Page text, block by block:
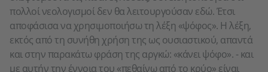
πολλοί νεολογισμοί δεν θα λειτουργούσαν εδώ. Έτσι
αποφάσισα να χρησιμοποιήσω τη λέξη «ψόφος». Η λέξη,
εκτός από τη συνήθη χρήση της ως ουσιαστικού, απαντά
και στην παρακάτω φράση της αργκώ: «κάνει ψόφο». - και
με αυτήν την έννοια του «πεθαίνω από το κρύο» είναι